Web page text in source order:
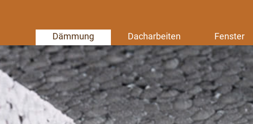
Dämmung Dacharbeiten Fenster